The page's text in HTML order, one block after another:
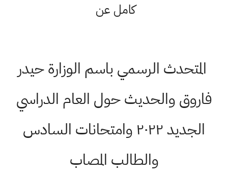
كامل عن
المتحدث الرسمي باسم الوزارة حيدر
فاروق والحديث حول العام الدراسي
الجديد ٢٠٢٢ وامتحانات السادس
والطالب المصاب